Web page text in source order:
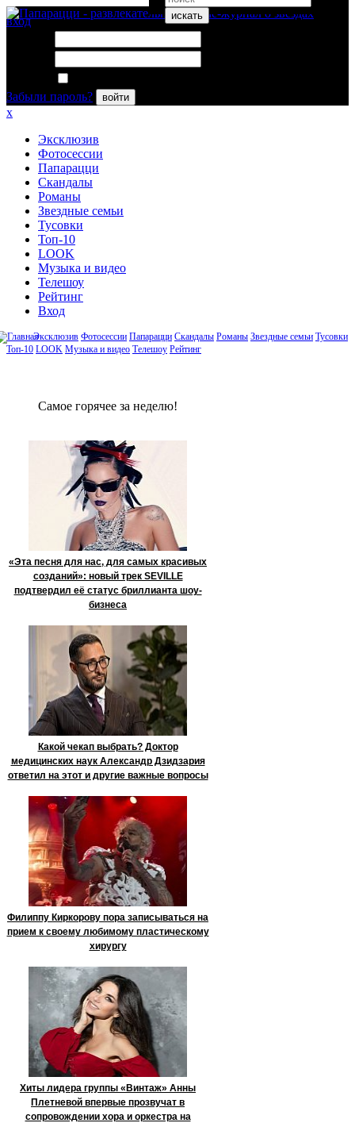
искать
вход
Забыли пароль?
войти
x
Эксклюзив
Фотосессии
Папарацци
Скандалы
Романы
Звездные семьи
Тусовки
Топ-10
LOOK
Музыка и видео
Телешоу
Рейтинг
Вход
Эксклюзив Фотосессии Папарацци Скандалы Романы Звездные семьи Тусовки
Топ-10 LOOK Музыка и видео Телешоу Рейтинг
Сaмое гoрячее за неделю!
«Эта песня для нас, для самых красивых
созданий»: новый трек SEVILLE
подтвердил её статус бриллианта шоу-
бизнеса
Какой чекап выбрать? Доктор
медицинских наук Александр Дзидзария
ответил на этот и другие важные вопросы
Филиппу Киркорову пора записываться на
прием к своему любимому пластическому
хирургу
Хиты лидера группы «Винтаж» Анны
Плетневой впервые прозвучат в
сопровождении хора и оркестра на